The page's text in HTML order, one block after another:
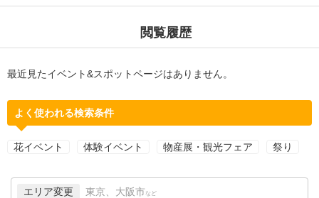
閲覧履歴
最近見たイベント&スポットページはありません。
よく使われる検索条件
花イベント 体験イベント 物産展・観光フェア 祭り
エリア変更 東京、大阪市 など